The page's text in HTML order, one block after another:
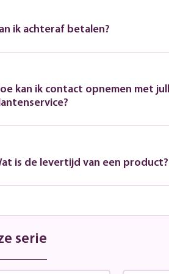
ik achteraf betalen?
kan ik contact opnemen met
is de levertijd van een product?
serie